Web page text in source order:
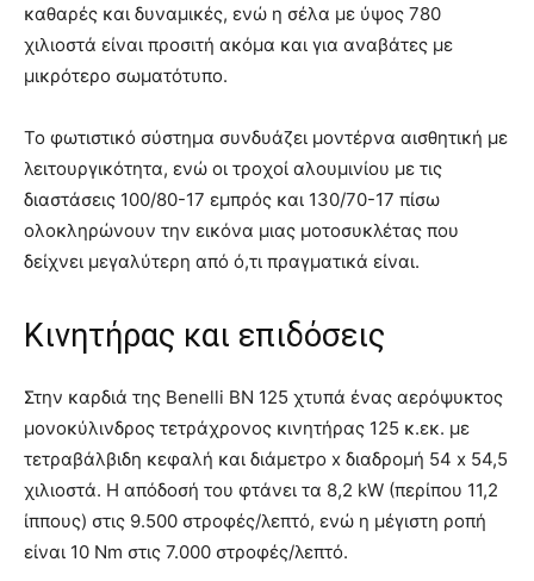
καθαρές και δυναμικές, ενώ η σέλα με ύψος 780
χιλιοστά είναι προσιτή ακόμα και για αναβάτες με
μικρότερο σωματότυπο.
Το φωτιστικό σύστημα συνδυάζει μοντέρνα αισθητική με
λειτουργικότητα, ενώ οι τροχοί αλουμινίου με τις
διαστάσεις 100/80-17 εμπρός και 130/70-17 πίσω
ολοκληρώνουν την εικόνα μιας μοτοσυκλέτας που
δείχνει μεγαλύτερη από ό,τι πραγματικά είναι.
Κινητήρας και επιδόσεις
Στην καρδιά της Benelli BN 125 χτυπά ένας αερόψυκτος
μονοκύλινδρος τετράχρονος κινητήρας 125 κ.εκ. με
τετραβάλβιδη κεφαλή και διάμετρο x διαδρομή 54 x 54,5
χιλιοστά. Η απόδοσή του φτάνει τα 8,2 kW (περίπου 11,2
ίππους) στις 9.500 στροφές/λεπτό, ενώ η μέγιστη ροπή
είναι 10 Nm στις 7.000 στροφές/λεπτό.